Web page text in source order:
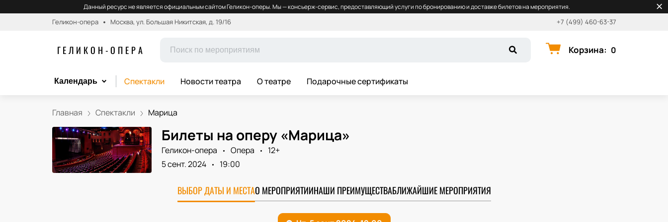
Данный ресурс не является официальным сайтом Геликон-оперы. Мы — консьерж-сервис, предоставляющий услуги по бронированию и доставке билетов на мероприятия.
Геликон-опера Москва, ул. Большая Никитская, д. 19/16 +7 (499) 460-63-37
ГЕЛИКОН-ОПЕРА Корзина: 0
Календарь Спектакли Новости театра О театре Подарочные сертификаты
Главная Спектакли Марица
Билеты на оперу «Марица»
Геликон-опера Опера
12+
5 сент. 2024
19:00
ВЫБОР ДАТЫ И МЕСТАО МЕРОПРИЯТИИНАШИ ПРЕИМУЩЕСТВАБЛИЖАЙШИЕ МЕРОПРИЯТИЯ